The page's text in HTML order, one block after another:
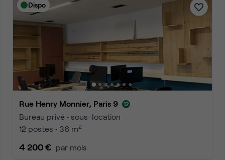
Dispo
Rue Henry Monnier, Paris 9
Bureau privé • sous-location
12 postes • 36 m2
4 200 € par mois